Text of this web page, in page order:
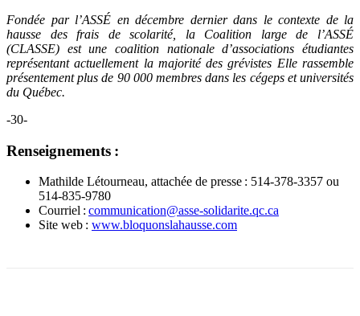
Fondée par l’ASSÉ en décembre dernier dans le contexte de la
hausse des frais de scolarité, la Coalition large de l’ASSÉ
(CLASSE) est une coalition nationale d’associations étudiantes
représentant actuellement la majorité des grévistes Elle rassemble
présentement plus de 90 000 membres dans les cégeps et universités
du Québec.
-30-
Renseignements :
Mathilde Létourneau, attachée de presse : 514-378-3357 ou
514-835-9780
Courriel : communication@asse-solidarite.qc.ca
Site web : www.bloquonslahausse.com